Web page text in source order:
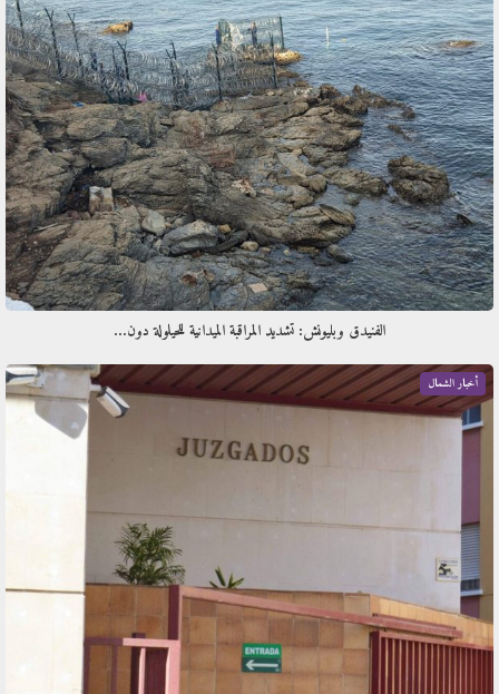
الفنيدق وبليونش: تشديد المراقبة الميدانية للحيلولة دون…
أخبار الشمال